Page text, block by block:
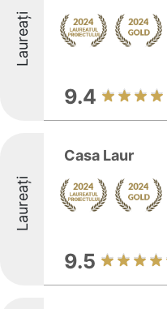
Laureați
9.4
Laureați
Casa Laur
9.5